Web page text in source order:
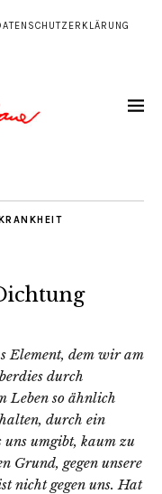
Element, dem wir am
durch
Leben so ähnlich
durch ein
umgibt, kaum zu
Grund, gegen unsere
nicht gegen uns. Hat